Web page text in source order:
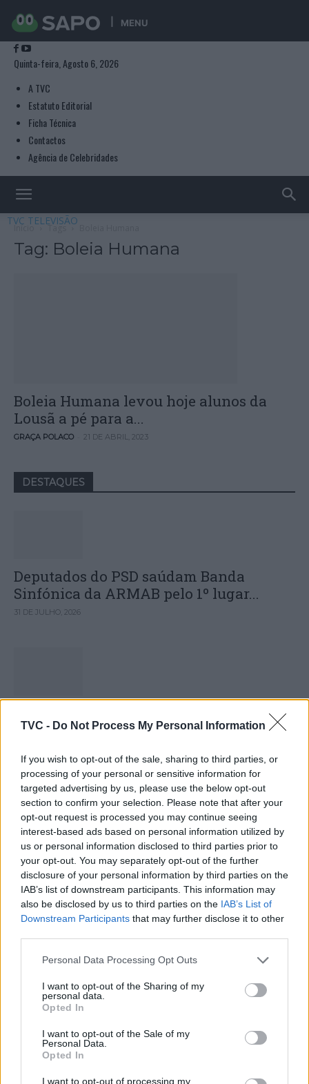
TVC - Do Not Process My Personal Information
If you wish to opt-out of the sale, sharing to third parties, or
processing of your personal or sensitive information for
targeted advertising by us, please use the below opt-out
section to confirm your selection. Please note that after your
opt-out request is processed you may continue seeing
interest-based ads based on personal information utilized by
us or personal information disclosed to third parties prior to
your opt-out. You may separately opt-out of the further
disclosure of your personal information by third parties on the
IAB’s list of downstream participants. This information may
also be disclosed by us to third parties on the IAB’s List of
Downstream Participants that may further disclose it to other
Personal Data Processing Opt Outs
I want to opt-out of the Sharing of my
personal data.
Opted In
I want to opt-out of the Sale of my
Personal Data.
Opted In
I want to opt-out of processing my
MENU
Quinta-feira, Agosto 6, 2026
A TVC
Estatuto Editorial
Ficha Técnica
Contactos
Agência de Celebridades
TVC TELEVISÃO
Início Tags
Tag: Boleia Humana
Boleia Humana levou hoje alunos da
Lousã a pé para a...
GRAÇA POLACO 21 DE ABRIL, 2023
DESTAQUES
Deputados do PSD saúdam Banda
Sinfónica da ARMAB pelo 1º lugar...
31 DE JULHO, 2026
Capacita Jovem de Poiares aproxima
jovens ao mundo do trabalho
Colheita de sangue regressa ao Hospital
Sousa Martins durante o mês...
30 DE JULHO, 2026
ULS da Guarda assinala o Dia Mundial
do Cancro do Pulmão...